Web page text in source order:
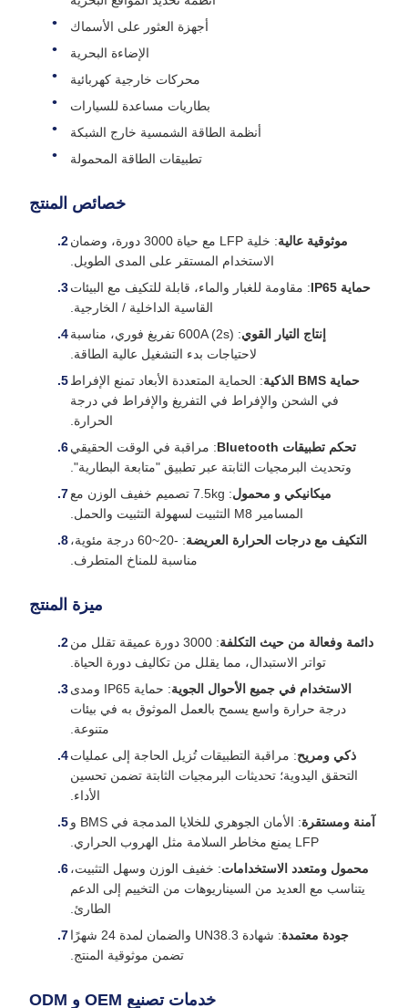
أجهزة العثور على الأسماك
الإضاءة البحرية
محركات خارجية كهربائية
بطاريات مساعدة للسيارات
أنظمة الطاقة الشمسية خارج الشبكة
تطبيقات الطاقة المحمولة
خصائص المنتج
موثوقية عالية
: خلية LFP مع حياة 3000 دورة، وضمان
الاستخدام المستقر على المدى الطويل.
حماية IP65
: مقاومة للغبار والماء، قابلة للتكيف مع البيئات
القاسية الداخلية / الخارجية.
إنتاج التيار القوي
: 600A (2s) تفريغ فوري، مناسبة
لاحتياجات بدء التشغيل عالية الطاقة.
حماية BMS الذكية
: الحماية المتعددة الأبعاد تمنع الإفراط
في الشحن والإفراط في التفريغ والإفراط في درجة
الحرارة.
تحكم تطبيقات Bluetooth
: مراقبة في الوقت الحقيقي
وتحديث البرمجيات الثابتة عبر تطبيق "متابعة البطارية".
ميكانيكي و محمول
: 7.5kg تصميم خفيف الوزن مع
المسامير M8 التثبيت لسهولة التثبيت والحمل.
التكيف مع درجات الحرارة العريضة
: -20~60 درجة مئوية،
مناسبة للمناخ المتطرف.
ميزة المنتج
دائمة وفعالة من حيث التكلفة
: 3000 دورة عميقة تقلل من
تواتر الاستبدال، مما يقلل من تكاليف دورة الحياة.
الاستخدام في جميع الأحوال الجوية
: حماية IP65 ومدى
درجة حرارة واسع يسمح بالعمل الموثوق به في بيئات
متنوعة.
ذكي ومريح: مراقبة التطبيقات تُزيل الحاجة إلى عمليات
التحقق اليدوية؛ تحديثات البرمجيات الثابتة تضمن تحسين
الأداء.
آمنة ومستقرة
: الأمان الجوهري للخلايا المدمجة في BMS و
LFP يمنع مخاطر السلامة مثل الهروب الحراري.
محمول ومتعدد الاستخدامات: خفيف الوزن وسهل التثبيت،
يتناسب مع العديد من السيناريوهات من التخييم إلى الدعم
الطارئ.
جودة معتمدة
: شهادة UN38.3 والضمان لمدة 24 شهرًا
تضمن موثوقية المنتج.
خدمات تصنيع OEM و ODM